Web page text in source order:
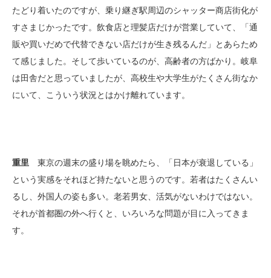
たどり着いたのですが、乗り継ぎ駅周辺のシャッター商店街化が
すさまじかったです。飲食店と理髪店だけが営業していて、「通
販や買いだめで代替できない店だけが生き残るんだ」とあらため
て感じました。そして歩いているのが、高齢者の方ばかり。岐阜
は田舎だと思っていましたが、高校生や大学生がたくさん街なか
にいて、こういう状況とはかけ離れています。
重里 東京の週末の盛り場を眺めたら、「日本が衰退している」
という実感をそれほど持たないと思うのです。若者はたくさんい
るし、外国人の姿も多い。老若男女、活気がないわけではない。
それが首都圏の外へ行くと、いろいろな問題が目に入ってきま
す。